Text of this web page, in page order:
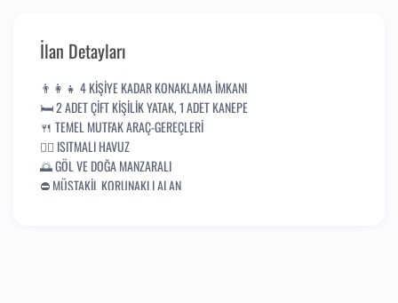
İlan Detayları
👨‍👩‍👧 4 KİŞİYE KADAR KONAKLAMA İMKANI
🛏️ 2 ADET ÇİFT KİŞİLİK YATAK, 1 ADET KANEPE
🍴 TEMEL MUTFAK ARAÇ-GEREÇLERİ
🏊‍♂️ ISITMALI HAVUZ
🌅 GÖL VE DOĞA MANZARALI
⛔ MÜSTAKİL KORUNAKLI ALAN